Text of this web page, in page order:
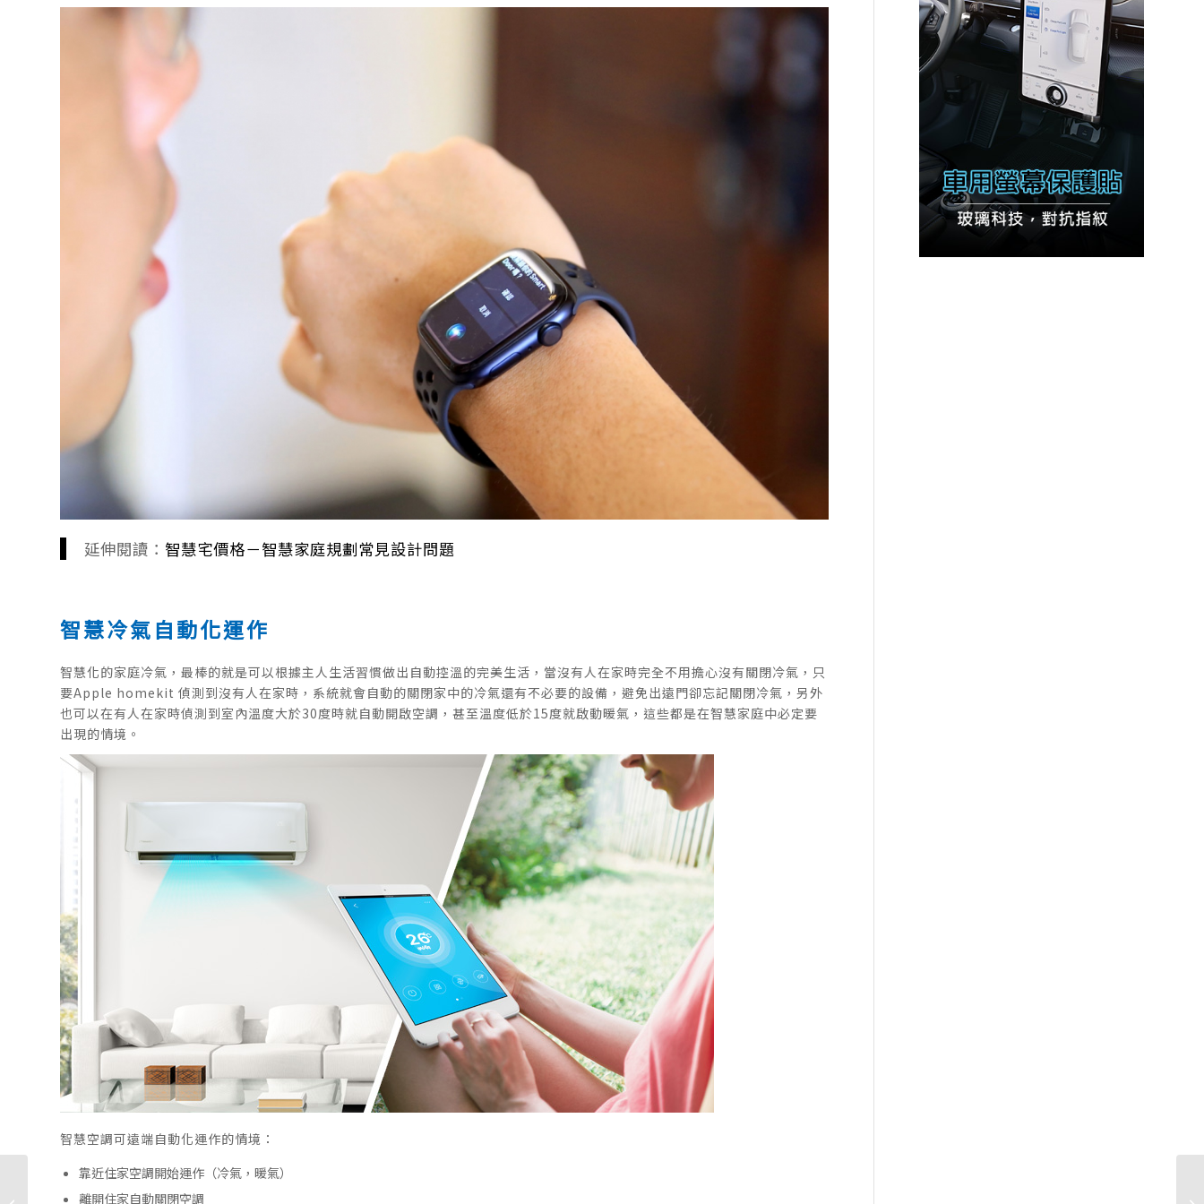
延伸閱讀： 智慧宅價格－智慧家庭規劃常見設計問題
智慧冷氣自動化運作
智慧化的家庭冷氣，最棒的就是可以根據主人生活習慣做出自動控溫的完美生活，當沒有人在家時完全不用擔心沒有關閉冷氣，只
要Apple homekit 偵測到沒有人在家時，系統就會自動的關閉家中的冷氣還有不必要的設備，避免出遠門卻忘記關閉冷氣，另外
也可以在有人在家時偵測到室內溫度大於30度時就自動開啟空調，甚至溫度低於15度就啟動暖氣，這些都是在智慧家庭中必定要
出現的情境。
智慧空調可遠端自動化運作的情境：
靠近住家空調開始運作（冷氣，暖氣）
離開住家自動關閉空調
dyson過保維修壞了怎